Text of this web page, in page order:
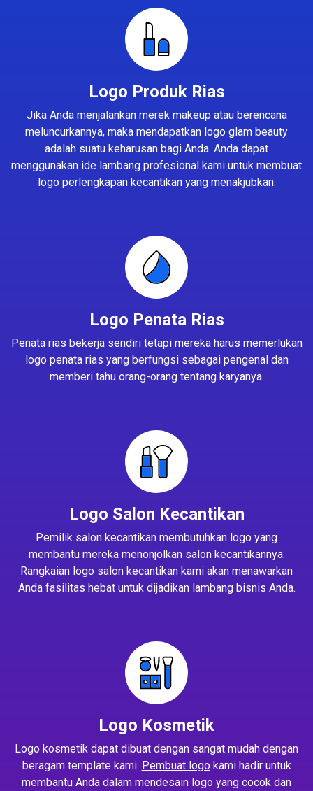
Logo Produk Rias
Jika Anda menjalankan merek makeup atau berencana
meluncurkannya, maka mendapatkan logo glam beauty
adalah suatu keharusan bagi Anda. Anda dapat
menggunakan ide lambang profesional kami untuk membuat
logo perlengkapan kecantikan yang menakjubkan.
Logo Penata Rias
Penata rias bekerja sendiri tetapi mereka harus memerlukan
logo penata rias yang berfungsi sebagai pengenal dan
memberi tahu orang-orang tentang karyanya.
Logo Salon Kecantikan
Pemilik salon kecantikan membutuhkan logo yang
membantu mereka menonjolkan salon kecantikannya.
Rangkaian logo salon kecantikan kami akan menawarkan
Anda fasilitas hebat untuk dijadikan lambang bisnis Anda.
Logo Kosmetik
Logo kosmetik dapat dibuat dengan sangat mudah dengan
beragam template kami. Pembuat logokami hadir untuk
membantu Anda dalam mendesain logo yang cocok dan